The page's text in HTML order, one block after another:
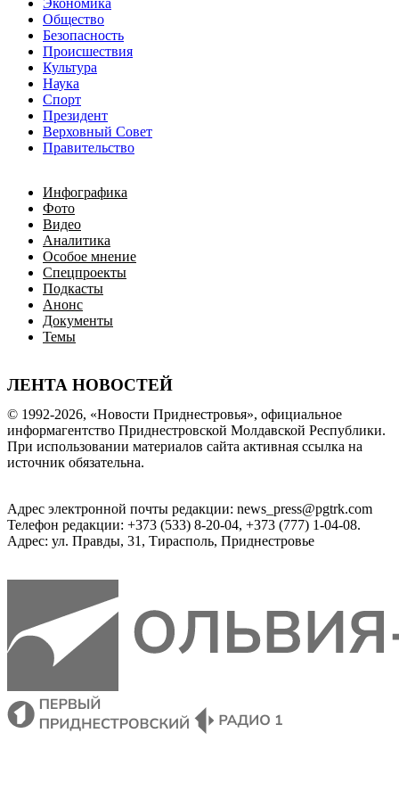
Общество
Безопасность
Происшествия
Культура
Наука
Спорт
Президент
Верховный Совет
Правительство
Инфографика
Фото
Видео
Аналитика
Особое мнение
Спецпроекты
Подкасты
Анонс
Документы
Темы
ЛЕНТА НОВОСТЕЙ
© 1992-2026, «Новости Приднестровья», официальное
информагентство Приднестровской Молдавской Республики.
При использовании материалов сайта активная ссылка на
источник обязательна.
Адрес электронной почты редакции: news_press@pgtrk.com
Телефон редакции: +373 (533) 8-20-04, +373 (777) 1-04-08.
Адрес: ул. Правды, 31, Тирасполь, Приднестровье